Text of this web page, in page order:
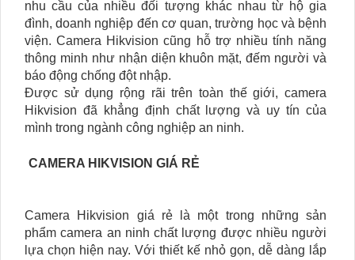
nhu cầu của nhiều đối tượng khác nhau từ hộ gia
đình, doanh nghiệp đến cơ quan, trường học và bệnh
viện. Camera Hikvision cũng hỗ trợ nhiều tính năng
thông minh như nhận diện khuôn mặt, đếm người và
báo động chống đột nhập.
Được sử dụng rộng rãi trên toàn thế giới, camera
Hikvision đã khẳng định chất lượng và uy tín của
mình trong ngành công nghiệp an ninh.
CAMERA HIKVISION GIÁ RẺ
Camera Hikvision giá rẻ là một trong những sản
phẩm camera an ninh chất lượng được nhiều người
lựa chọn hiện nay. Với thiết kế nhỏ gọn, dễ dàng lắp